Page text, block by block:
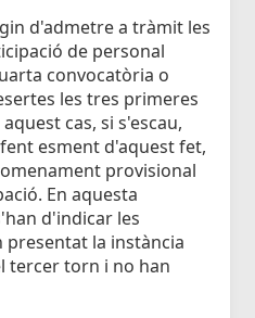
d'admetre a tràmit les
de personal
convocatòria o
les tres primeres
cas, si s'escau,
esment d'aquest fet,
provisional
En aquesta
d'indicar les
presentat la instància
tercer torn i no han